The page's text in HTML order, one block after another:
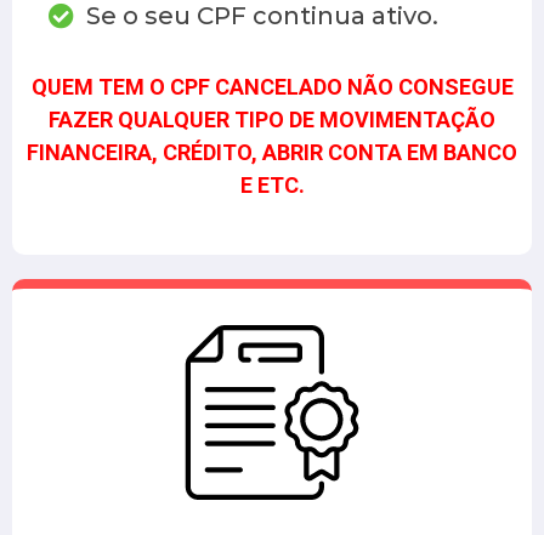
Se o seu CPF continua ativo.
QUEM TEM O CPF CANCELADO NÃO CONSEGUE
FAZER QUALQUER TIPO DE MOVIMENTAÇÃO
FINANCEIRA, CRÉDITO, ABRIR CONTA EM BANCO
E ETC.